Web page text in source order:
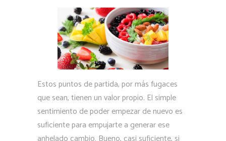
Estos puntos de partida, por más fugaces
que sean, tienen un valor propio. El simple
sentimiento de poder empezar de nuevo es
suficiente para empujarte a generar ese